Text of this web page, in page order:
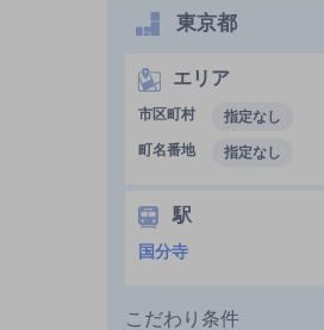
東京都
エリア
市区町村
指定なし
町名番地
指定なし
駅
国分寺
こだわり条件